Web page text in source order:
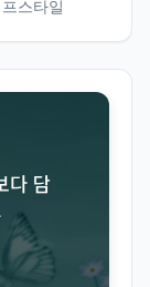
스타일